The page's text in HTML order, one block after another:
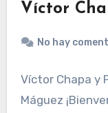
Víctor
No hay
Víctor Chapa y
Máguez